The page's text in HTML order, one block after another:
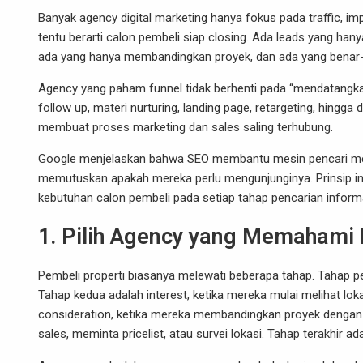
Banyak agency digital marketing hanya fokus pada traffic,
tentu berarti calon pembeli siap closing. Ada leads yang
ada yang hanya membandingkan proyek, dan ada yang
Agency yang paham funnel tidak berhenti pada
follow up, materi nurturing, landing page, retargeting,
membuat proses marketing dan sales saling terhubung.
Google menjelaskan bahwa SEO membantu mesin pencari
memutuskan apakah mereka perlu mengunjunginya.
kebutuhan calon pembeli pada setiap tahap pencarian
1. Pilih Agency yang
Pembeli properti biasanya melewati beberapa tahap. Tahap
Tahap kedua adalah interest, ketika mereka mulai melihat
consideration, ketika mereka membandingkan proyek
sales, meminta pricelist, atau survei lokasi. Tahap terakhir